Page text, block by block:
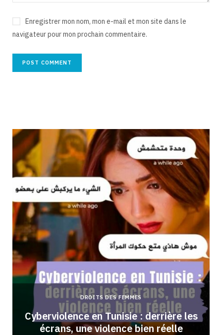
Enregistrer mon nom, mon e-mail et mon site dans le
navigateur pour mon prochain commentaire.
DROITS DES FEMMES
Cyberviolence en Tunisie : derrière les
écrans, une violence bien réelle